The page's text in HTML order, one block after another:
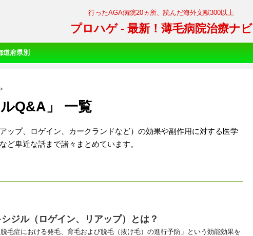
行ったAGA病院20ヵ所、読んだ海外文献300以上
プロハゲ - 最新！薄毛病院治療ナビ
道府県別
Q&A」 一覧
ップ、ロゲイン、カークランドなど）の効果や副作用に対する医学
ど卑近な話まで諸々まとめています。
シジル（ロゲイン、リアップ）とは？
脱毛症における発毛、育毛および脱毛（抜け毛）の進行予防」という効能効果を